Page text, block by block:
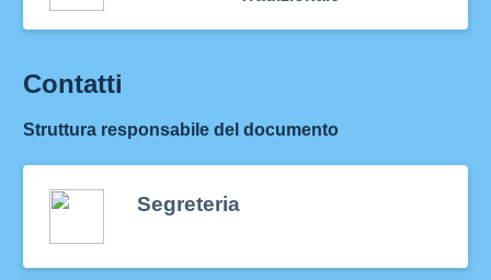
Contatti
Struttura responsabile del documento
Segreteria